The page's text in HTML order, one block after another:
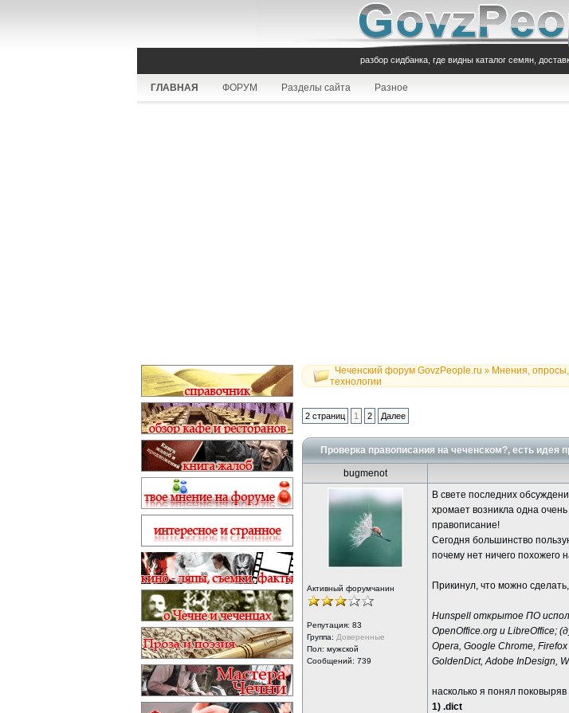
разбор сидбанка, где видны каталог семян,
ГЛАВНАЯ ФОРУМ Разделы сайта Разное
Чеченский форум GovzPeople.ru » Мнения,
технологии
2 страниц 1 2 Далее
Проверка правописания на чеченском?, есть идея
bugmenot
Активный форумчанин
Репутация: 83
Группа: Доверенные
Пол: мужской
Сообщений: 739
В свете последних
хромает возникла одна
правописание!
Сегодня большинство
почему нет ничего похожего
Прикинул, что можно
Hunspell открытое ПО
OpenOffice.org и LibreOffice;
Opera, Google Chrome, Firefox
GoldenDict, Adobe InDesign,
насколько я понял
1) .dict